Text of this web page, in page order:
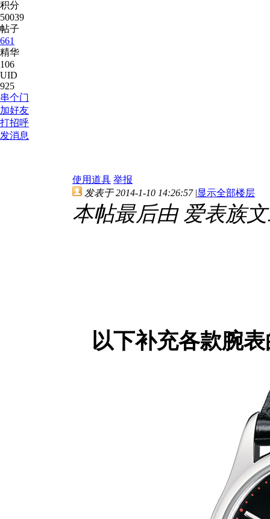
积分
50039
帖子
661
精华
106
UID
925
串个门
加好友
打招呼
发消息
使用道具 举报
发表于 2014-1-10 14:26:57 |显示全部楼层
本帖最后由 爱表族
以下补充各款腕